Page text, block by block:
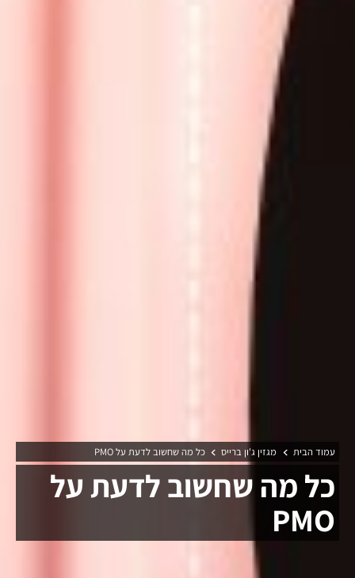
עמוד הבית מגזין ג'ון ברייס כל מה שחשוב לדעת על PMO
כל מה שחשוב לדעת על
PMO